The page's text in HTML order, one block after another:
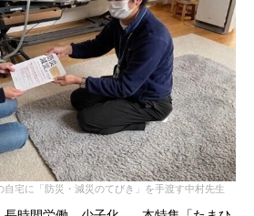
宅に「防災・減災のてびき」を手渡す中村先生